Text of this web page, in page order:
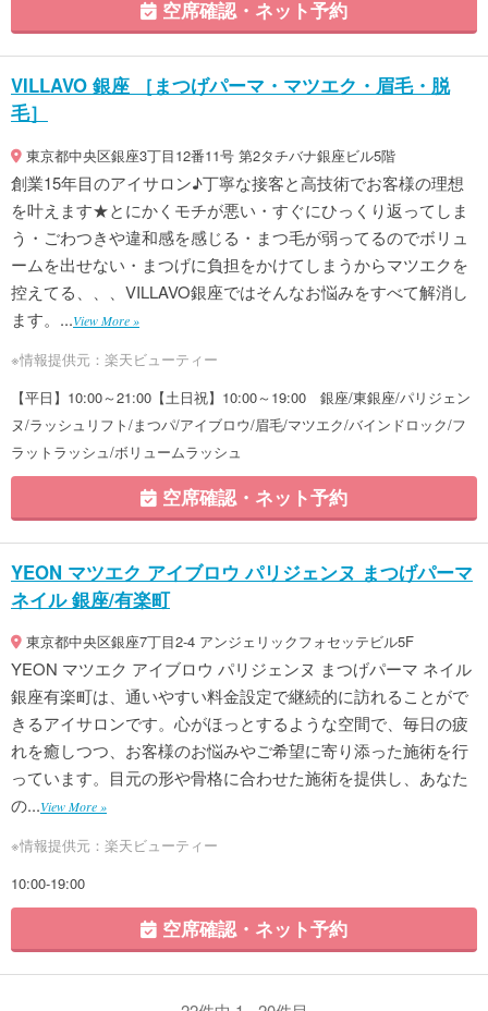
空席確認・ネット予約
VILLAVO 銀座 ［まつげパーマ・マツエク・眉毛・脱
毛］
東京都中央区銀座3丁目12番11号 第2タチバナ銀座ビル5階
創業15年目のアイサロン♪丁寧な接客と高技術でお客様の理想
を叶えます★とにかくモチが悪い・すぐにひっくり返ってしま
う・ごわつきや違和感を感じる・まつ毛が弱ってるのでボリュ
ームを出せない・まつげに負担をかけてしまうからマツエクを
控えてる、、、VILLAVO銀座ではそんなお悩みをすべて解消し
ます。...View More »
※情報提供元：楽天ビューティー
【平日】10:00～21:00【土日祝】10:00～19:00 銀座/東銀座/パリジェン
ヌ/ラッシュリフト/まつパ/アイブロウ/眉毛/マツエク/バインドロック/フ
ラットラッシュ/ボリュームラッシュ
空席確認・ネット予約
YEON マツエク アイブロウ パリジェンヌ まつげパーマ
ネイル 銀座/有楽町
東京都中央区銀座7丁目2-4 アンジェリックフォセッテビル5F
YEON マツエク アイブロウ パリジェンヌ まつげパーマ ネイル
銀座有楽町は、通いやすい料金設定で継続的に訪れることがで
きるアイサロンです。心がほっとするような空間で、毎日の疲
れを癒しつつ、お客様のお悩みやご希望に寄り添った施術を行
っています。目元の形や骨格に合わせた施術を提供し、あなた
の...View More »
※情報提供元：楽天ビューティー
10:00-19:00
空席確認・ネット予約